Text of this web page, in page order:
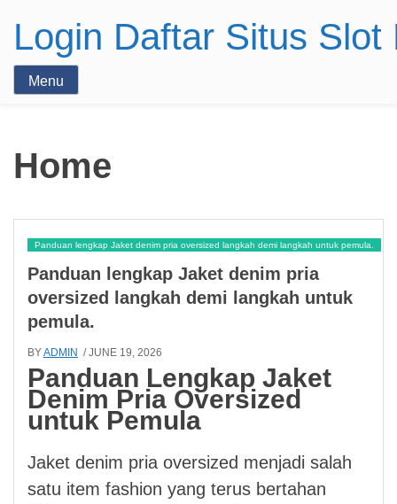
Login Daftar Situs Slot
Menu
Home
Panduan lengkap Jaket denim pria oversized langkah demi langkah untuk pemula.
Panduan lengkap Jaket denim pria
oversized langkah demi langkah untuk
pemula.
BYADMIN / JUNE 19, 2026
Panduan Lengkap Jaket
Denim Pria Oversized
untuk Pemula
Jaket denim pria oversized menjadi salah
satu item fashion yang terus bertahan